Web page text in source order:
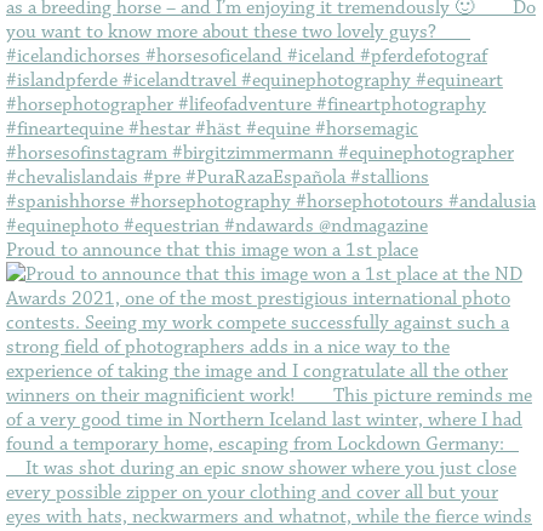
Proud to announce that this image won a 1st place